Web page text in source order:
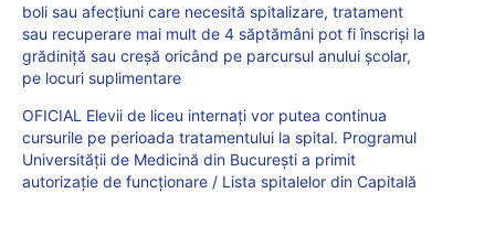
boli sau afecțiuni care necesită spitalizare, tratament
sau recuperare mai mult de 4 săptămâni pot fi înscriși la
grădiniță sau creșă oricând pe parcursul anului școlar,
pe locuri suplimentare
OFICIAL Elevii de liceu internați vor putea continua
cursurile pe perioada tratamentului la spital. Programul
Universității de Medicină din București a primit
autorizație de funcționare / Lista spitalelor din Capitală